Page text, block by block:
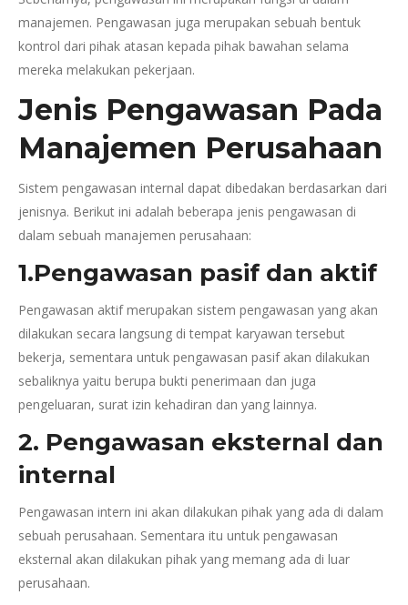
manajemen. Pengawasan juga merupakan sebuah bentuk
kontrol dari pihak atasan kepada pihak bawahan selama
mereka melakukan pekerjaan.
Jenis Pengawasan Pada
Manajemen Perusahaan
Sistem pengawasan internal dapat dibedakan berdasarkan dari
jenisnya. Berikut ini adalah beberapa jenis pengawasan di
dalam sebuah manajemen perusahaan:
1.Pengawasan pasif dan aktif
Pengawasan aktif merupakan sistem pengawasan yang akan
dilakukan secara langsung di tempat karyawan tersebut
bekerja, sementara untuk pengawasan pasif akan dilakukan
sebaliknya yaitu berupa bukti penerimaan dan juga
pengeluaran, surat izin kehadiran dan yang lainnya.
2. Pengawasan eksternal dan
internal
Pengawasan intern ini akan dilakukan pihak yang ada di dalam
sebuah perusahaan. Sementara itu untuk pengawasan
eksternal akan dilakukan pihak yang memang ada di luar
perusahaan.